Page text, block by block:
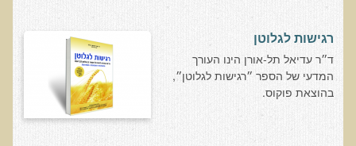
בדיקות לרגישויות לחלבונים
AMAS - בדיקת דם לאיתור מוקדם של סרטן
מידע מקצועי לרופאים ומטפלים על בדיקת ה-AMAS
פאנל קרדיו-ווסקולרי - לבריאות מערכת כלי הדם והלב
רגישות לגלוטן
ד״ר עדיאל תל-אורן הינו העורך
המדעי של הספר ״רגישות לגלוטן״,
בהוצאת פוקוס.